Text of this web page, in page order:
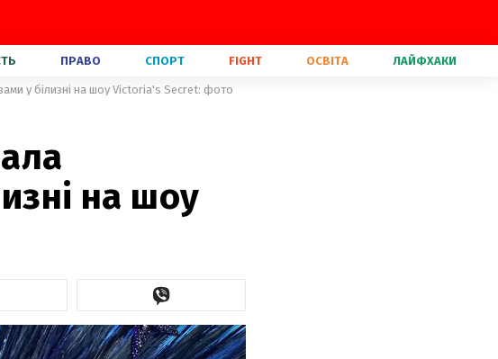
ПРАВО СПОРТ FIGHT ОСВІТА ЛАЙФХАКИ
у білизні на шоу Victoria's Secret: фото
на шоу